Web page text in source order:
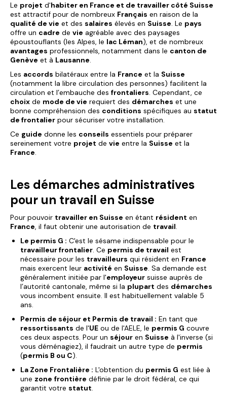
Le projet d'habiter en France et de travailler côté Suisse
est attractif pour de nombreux Français en raison de la
qualité de vie et des salaires élevés en Suisse. Le pays
offre un cadre de vie agréable avec des paysages
époustouflants (les Alpes, le lac Léman), et de nombreux
avantages professionnels, notamment dans le canton de
Genève et à Lausanne.
Les accords bilatéraux entre la France et la Suisse
(notamment la libre circulation des personnes) facilitent la
circulation et l’embauche des frontaliers. Cependant, ce
choix de mode de vie requiert des démarches et une
bonne compréhension des conditions spécifiques au statut
de frontalier pour sécuriser votre installation.
Ce guide donne les conseils essentiels pour préparer
sereinement votre projet de vie entre la Suisse et la
France.
Les démarches administratives
pour un travail en Suisse
Pour pouvoir travailler en Suisse en étant résident en
France, il faut obtenir une autorisation de travail.
Le permis G : C'est le sésame indispensable pour le
travailleur frontalier. Ce permis de travail est
nécessaire pour les travailleurs qui résident en France
mais exercent leur activité en Suisse. Sa demande est
généralement initiée par l'employeur suisse auprès de
l’autorité cantonale, même si la plupart des démarches
vous incombent ensuite. Il est habituellement valable 5
ans.
Permis de séjour et Permis de travail : En tant que
ressortissants de l'UE ou de l'AELE, le permis G couvre
ces deux aspects. Pour un séjour en Suisse à l'inverse (si
vous déménagiez), il faudrait un autre type de permis
(permis B ou C).
La Zone Frontalière : L'obtention du permis G est liée à
une zone frontière définie par le droit fédéral, ce qui
garantit votre statut.